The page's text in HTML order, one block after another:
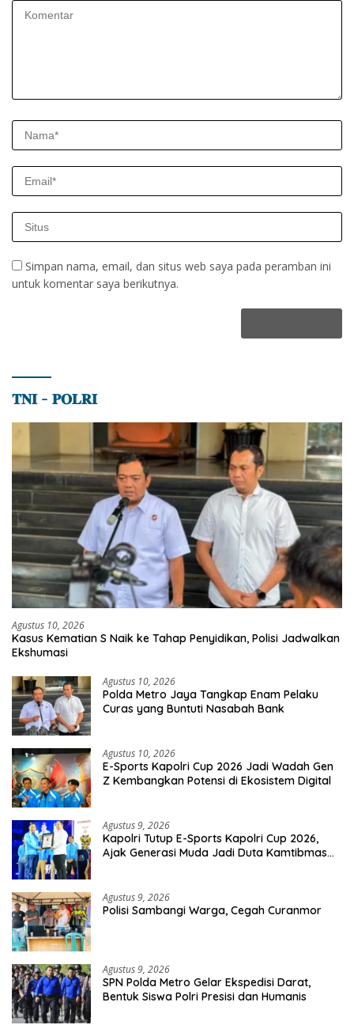
Simpan nama, email, dan situs web saya pada peramban ini
untuk komentar saya berikutnya.
𝐓𝐍𝐈 – 𝐏𝐎𝐋𝐑𝐈
Agustus 10, 2026
Kasus Kematian S Naik ke Tahap Penyidikan, Polisi Jadwalkan
Ekshumasi
Agustus 10, 2026
Polda Metro Jaya Tangkap Enam Pelaku
Curas yang Buntuti Nasabah Bank
Agustus 10, 2026
E-Sports Kapolri Cup 2026 Jadi Wadah Gen
Z Kembangkan Potensi di Ekosistem Digital
Agustus 9, 2026
Kapolri Tutup E-Sports Kapolri Cup 2026,
Ajak Generasi Muda Jadi Duta Kamtibmas
Agustus 9, 2026
Polisi Sambangi Warga, Cegah Curanmor
Agustus 9, 2026
SPN Polda Metro Gelar Ekspedisi Darat,
Bentuk Siswa Polri Presisi dan Humanis